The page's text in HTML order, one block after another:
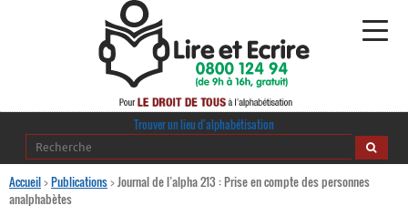
Alphabétisation
Trouver un lieu d’alphabétisation
Accueil>Publications>Journal de l’alpha 213 : Prise en compte des personnes
analphabètes